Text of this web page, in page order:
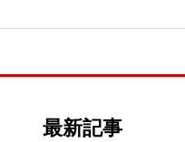
最新記事